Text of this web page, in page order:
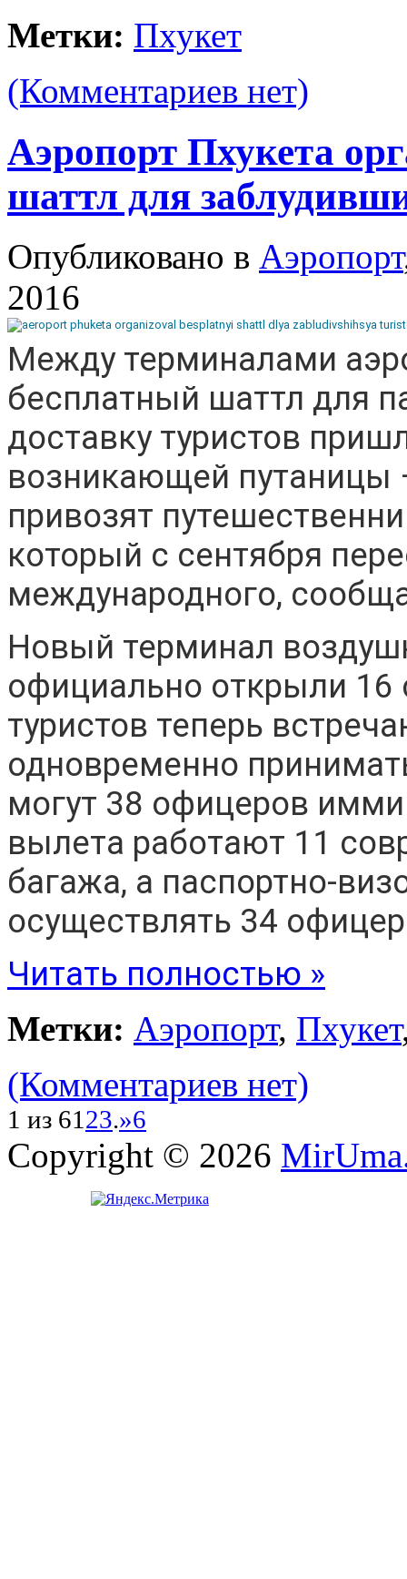
Метки: Пхукет
(Комментариев нет)
Аэропорт Пхукета
шаттл для
Опубликовано в Аэропорт
2016
Между терминалами
бесплатный шаттл для
доставку туристов
возникающей путаницы
привозят
который с сентября
международного,
Новый терминал
официально открыли
туристов теперь
одновременно
могут 38 офицеров
вылета работают 11
багажа, а паспортно-
осуществлять 34
Читать полностью »
Метки: Аэропорт, Пхукет
(Комментариев нет)
1 из 61 23.»6
Copyright © 2026